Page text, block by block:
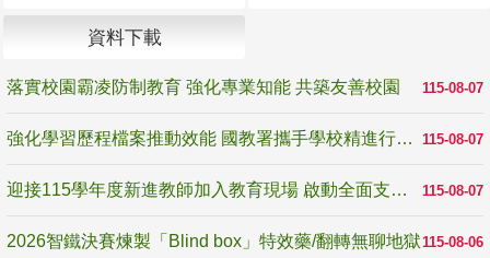
資料下載
115-08-07
落實校園霸凌防制教育 強化專業知能 共築友善校園
115-08-07
強化學習歷程檔案推動效能 國教署攜手學校精進行政與教學支持
115-08-07
迎接115學年度新進教師加入教育現場 啟動全面支持陪伴
115-08-06
2026智鐵決賽煉製「Blind box」特效藥/翻轉無聊地獄